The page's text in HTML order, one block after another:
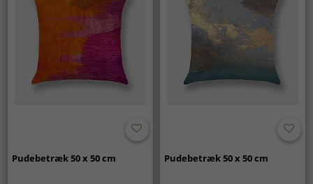
Pudebetræk 50 x 50 cm Pudebetræk 50 x 50 cm